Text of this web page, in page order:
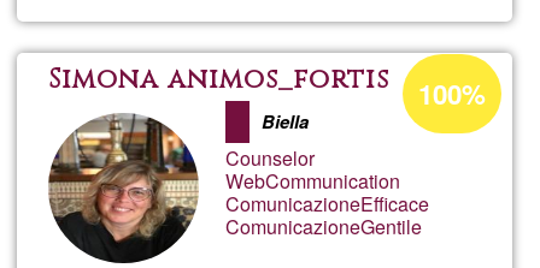
Point
Simona animos_fortis
Biella
Counselor
WebCommunication
ComunicazioneEfficace
ComunicazioneGentile
Acceptance
percentage
100%